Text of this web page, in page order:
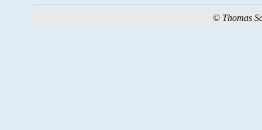
© Thomas